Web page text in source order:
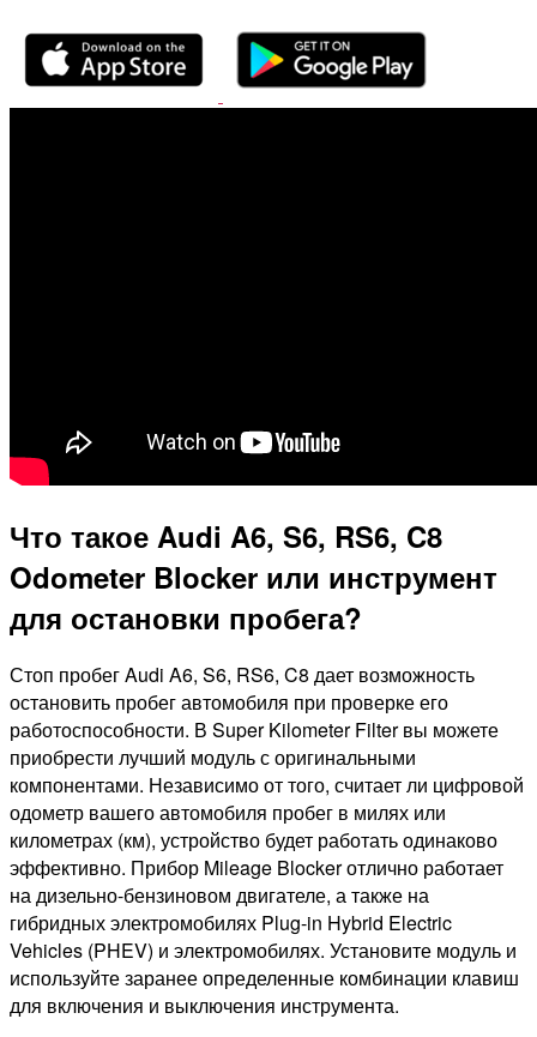
Что такое Audi A6, S6, RS6, C8
Odometer Blocker или инструмент
для остановки пробега?
Стоп пробег Audi A6, S6, RS6, C8 дает возможность
остановить пробег автомобиля при проверке его
работоспособности. В Super Kilometer Filter вы можете
приобрести лучший модуль с оригинальными
компонентами. Независимо от того, считает ли цифровой
одометр вашего автомобиля пробег в милях или
километрах (км), устройство будет работать одинаково
эффективно. Прибор Mileage Blocker отлично работает
на дизельно-бензиновом двигателе, а также на
гибридных электромобилях Plug-in Hybrid Electric
Vehicles (PHEV) и электромобилях. Установите модуль и
используйте заранее определенные комбинации клавиш
для включения и выключения инструмента.